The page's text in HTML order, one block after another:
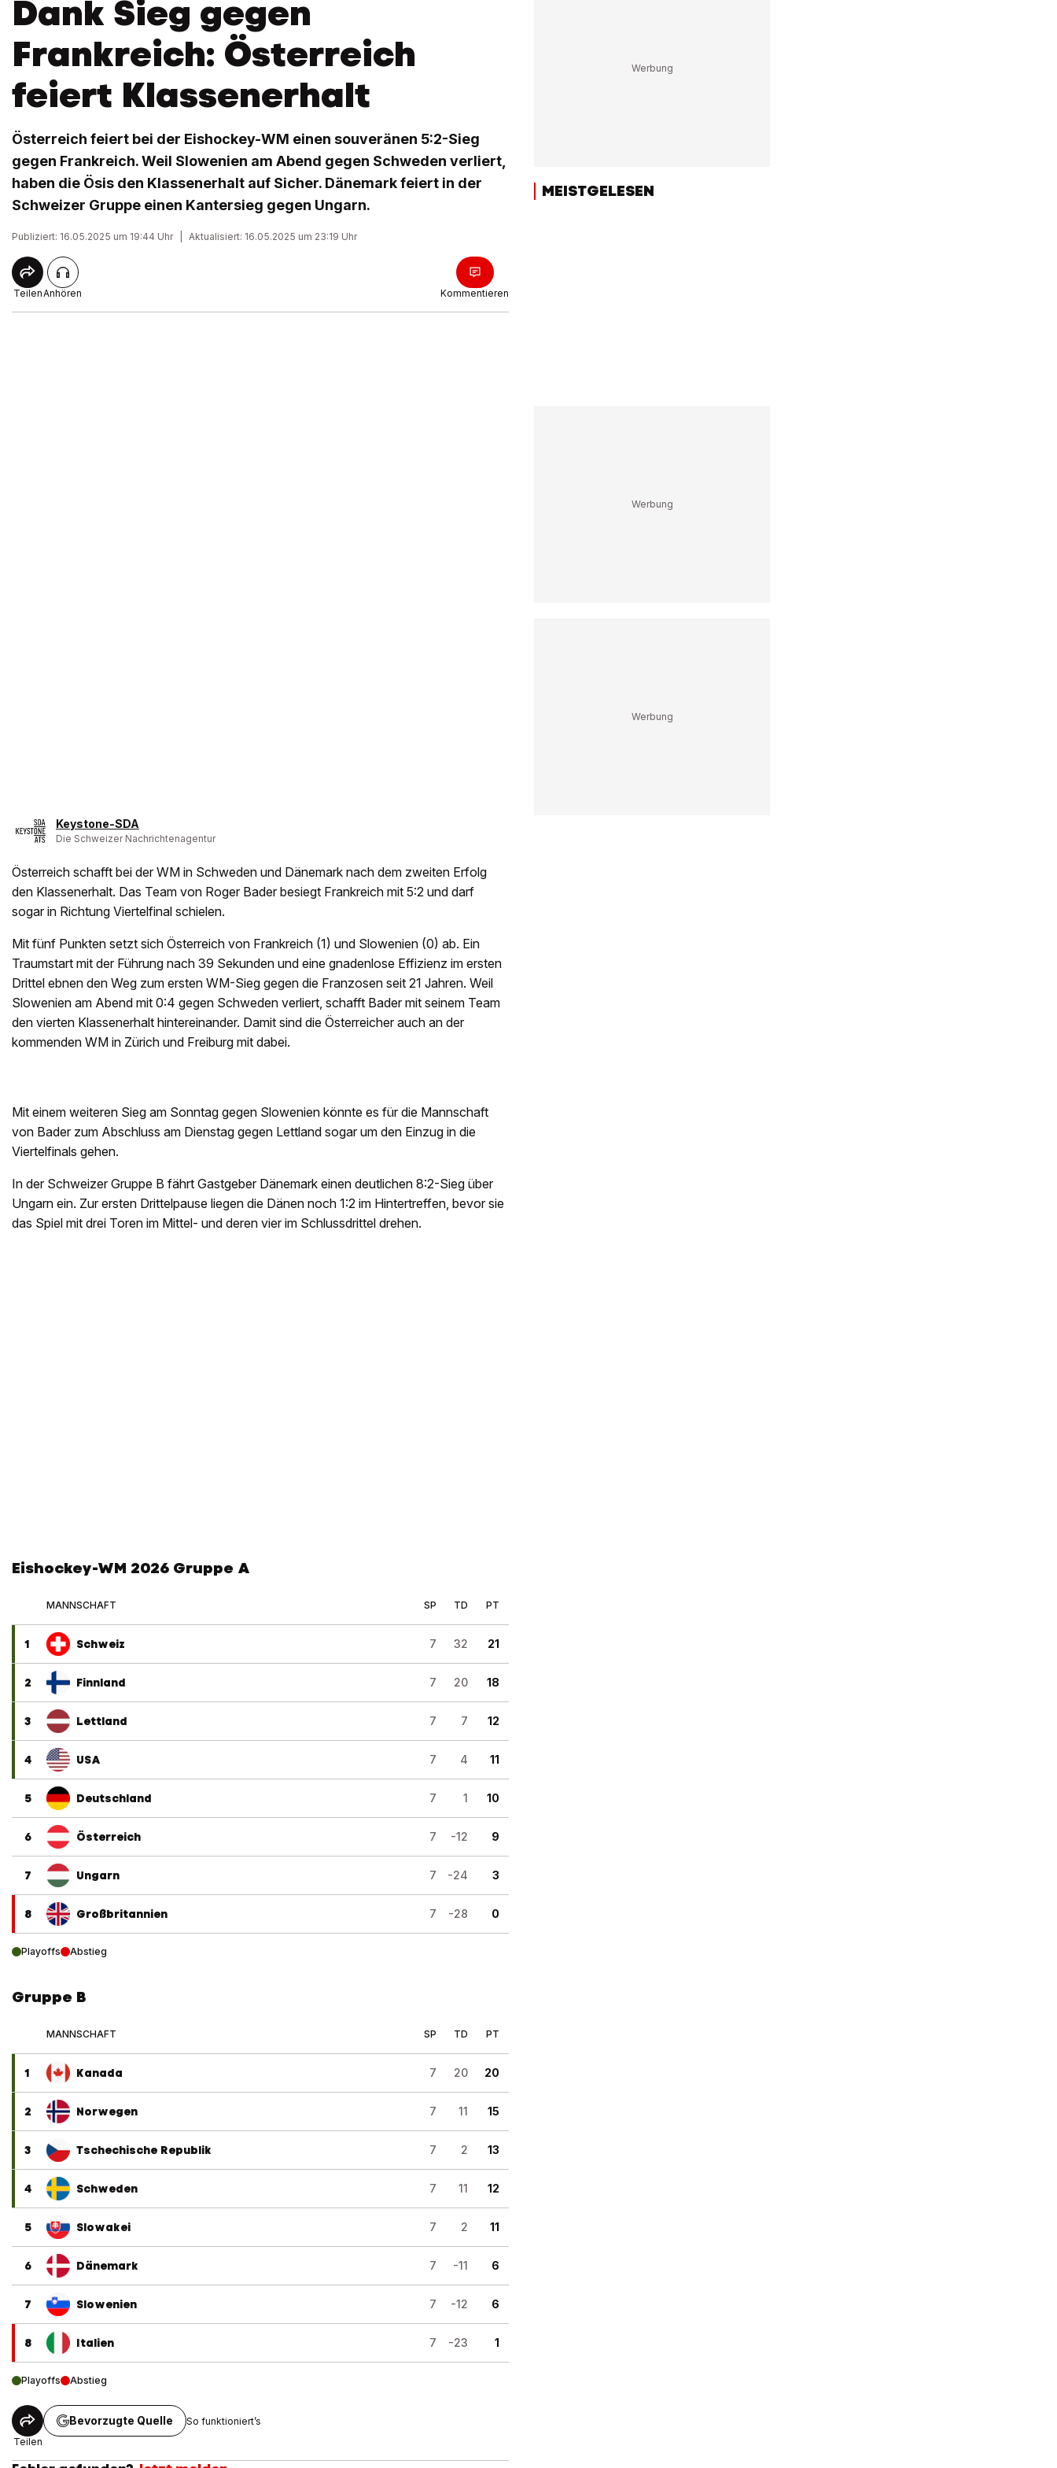
Dank Sieg gegen
Frankreich: Österreich
feiert Klassenerhalt
Österreich feiert bei der Eishockey-WM einen souveränen 5:2-Sieg
gegen Frankreich. Weil Slowenien am Abend gegen Schweden verliert,
haben die Ösis den Klassenerhalt auf Sicher. Dänemark feiert in der
Schweizer Gruppe einen Kantersieg gegen Ungarn.
Publiziert: 16.05.2025 um 19:44 Uhr Aktualisiert: 16.05.2025 um 23:19 Uhr
TeilenAnhören Kommentieren
Keystone-SDA
Die Schweizer Nachrichtenagentur
Österreich schafft bei der WM in Schweden und Dänemark nach dem zweiten Erfolg
den Klassenerhalt. Das Team von Roger Bader besiegt Frankreich mit 5:2 und darf
sogar in Richtung Viertelfinal schielen.
Mit fünf Punkten setzt sich Österreich von Frankreich (1) und Slowenien (0) ab. Ein
Traumstart mit der Führung nach 39 Sekunden und eine gnadenlose Effizienz im ersten
Drittel ebnen den Weg zum ersten WM-Sieg gegen die Franzosen seit 21 Jahren. Weil
Slowenien am Abend mit 0:4 gegen Schweden verliert, schafft Bader mit seinem Team
den vierten Klassenerhalt hintereinander. Damit sind die Österreicher auch an der
kommenden WM in Zürich und Freiburg mit dabei.
Mit einem weiteren Sieg am Sonntag gegen Slowenien könnte es für die Mannschaft
von Bader zum Abschluss am Dienstag gegen Lettland sogar um den Einzug in die
Viertelfinals gehen.
In der Schweizer Gruppe B fährt Gastgeber Dänemark einen deutlichen 8:2-Sieg über
Ungarn ein. Zur ersten Drittelpause liegen die Dänen noch 1:2 im Hintertreffen, bevor sie
das Spiel mit drei Toren im Mittel- und deren vier im Schlussdrittel drehen.
Eishockey-WM 2026 Gruppe A
MANNSCHAFT SP TD PT
1 Schweiz 7 32 21
2 Finnland 7 20 18
3 Lettland 7 7 12
4 USA 7 4 11
5 Deutschland 7 1 10
6 Österreich 7 -12 9
7 Ungarn 7 -24 3
8 Großbritannien 7 -28 0
Playoffs Abstieg
Gruppe B
MANNSCHAFT SP TD PT
1 Kanada 7 20 20
2 Norwegen 7 11 15
3 Tschechische Republik 7 2 13
4 Schweden 7 11 12
5 Slowakei 7 2 11
6 Dänemark 7 -11 6
7 Slowenien 7 -12 6
8 Italien 7 -23 1
Playoffs Abstieg
Teilen
Bevorzugte Quelle So funktioniert’s
MEISTGELESEN